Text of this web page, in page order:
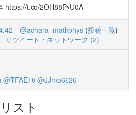
https://t.co/2OH88PyU0A
@adhara_mathphys (投稿一覧)
リツイート・ネットワーク (2)
@TFAE10 @JJmo6626
スト